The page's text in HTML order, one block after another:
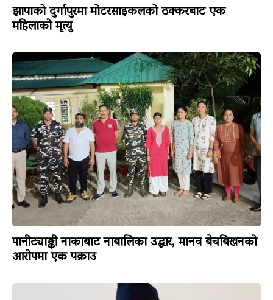
झापाको दुर्गापुरमा मोटरसाइकलको ठक्करबाट एक
महिलाको मृत्यु
पानीट्याङ्की नाकाबाट नाबालिका उद्धार, मानव बेचबिखनको
आरोपमा एक पक्राउ